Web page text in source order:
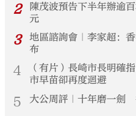
2
陳茂波預告下半年辦逾
元
3
地區諮詢會｜李家超：
布
4
（有片）長崎市長明確
市早苗卻再度迴避
5 大公周評｜十年磨一劍